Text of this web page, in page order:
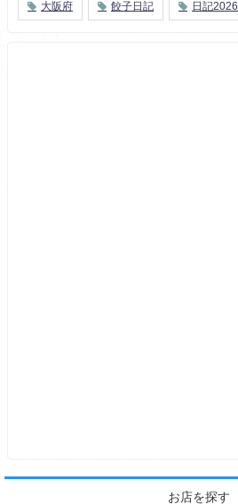
大阪府 餃子日記 日記2026
お店を探す